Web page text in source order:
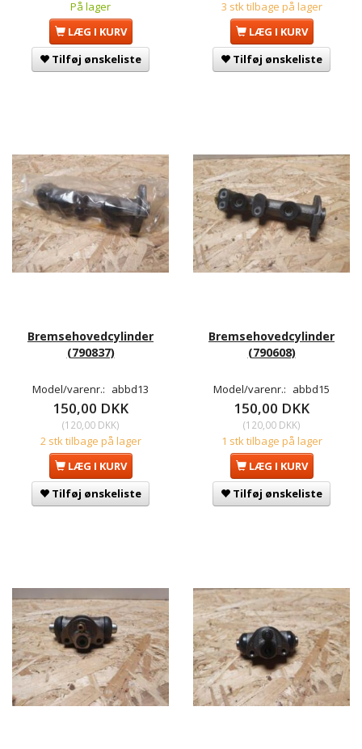
På lager
LÆG I KURV
Tilføj ønskeliste
3 stk tilbage på lager
LÆG I KURV
Tilføj ønskeliste
Bremsehovedcylinder
(790837)
Model/varenr.: abbd13
150,00 DKK
(120,00 DKK)
2 stk tilbage på lager
LÆG I KURV
Tilføj ønskeliste
Bremsehovedcylinder
(790608)
Model/varenr.: abbd15
150,00 DKK
(120,00 DKK)
1 stk tilbage på lager
LÆG I KURV
Tilføj ønskeliste